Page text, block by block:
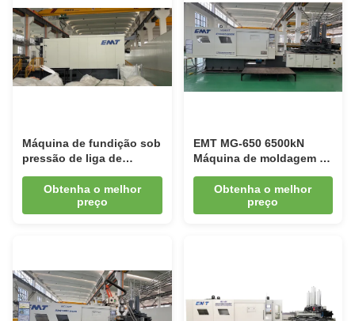
Máquina de fundição sob
pressão de liga de
40000kN
Obtenha o melhor
preço
EMT MG-650 6500kN
Máquina de moldagem de
Obtenha o melhor
preço